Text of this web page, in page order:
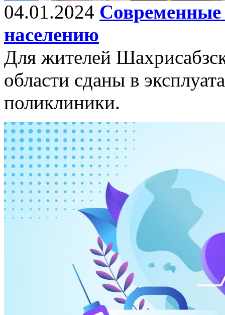
04.01.2024
населению
Для жителей
области сданы в
поликлиники.